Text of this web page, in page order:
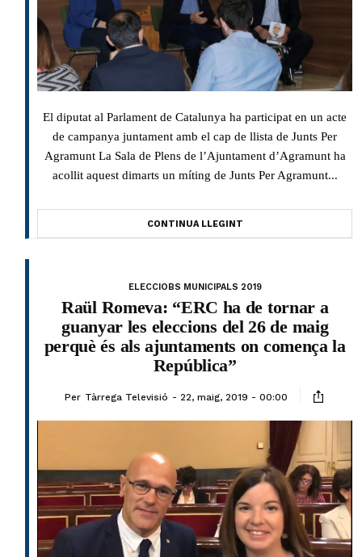
El diputat al Parlament de Catalunya ha participat en un acte
de campanya juntament amb el cap de llista de Junts Per
Agramunt La Sala de Plens de l’Ajuntament d’Agramunt ha
acollit aquest dimarts un míting de Junts Per Agramunt...
CONTINUA LLEGINT
ELECCIOBS MUNICIPALS 2019
Raül Romeva: “ERC ha de tornar a
guanyar les eleccions del 26 de maig
perquè és als ajuntaments on comença la
República”
Per Tàrrega Televisió 22, maig, 2019 - 00:00